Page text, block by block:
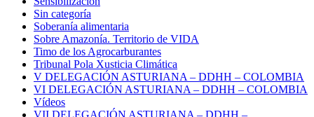
Sin categoría
Soberanía alimentaria
Sobre Amazonía. Territorio de VIDA
Timo de los Agrocarburantes
Tribunal Pola Xusticia Climática
V DELEGACIÓN ASTURIANA – DDHH – COLOMBIA
VI DELEGACIÓN ASTURIANA – DDHH – COLOMBIA
Vídeos
VII DELEGACIÓN ASTURIANA – DDHH –